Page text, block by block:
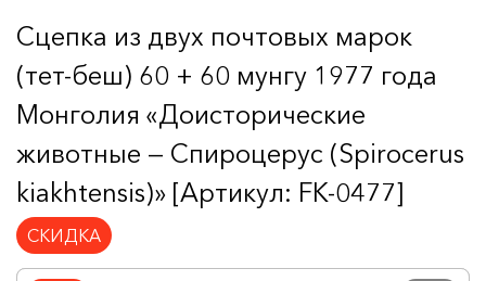
Сцепка из двух почтовых марок
(тет-беш) 60 + 60 мунгу 1977 года
Монголия «Доисторические
животные — Спироцерус (Spirocerus
kiakhtensis)» [Артикул: FK-0477]
СКИДКА